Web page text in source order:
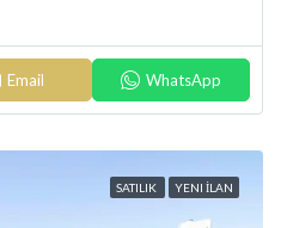
Email WhatsApp
SATILIK YENI İLAN